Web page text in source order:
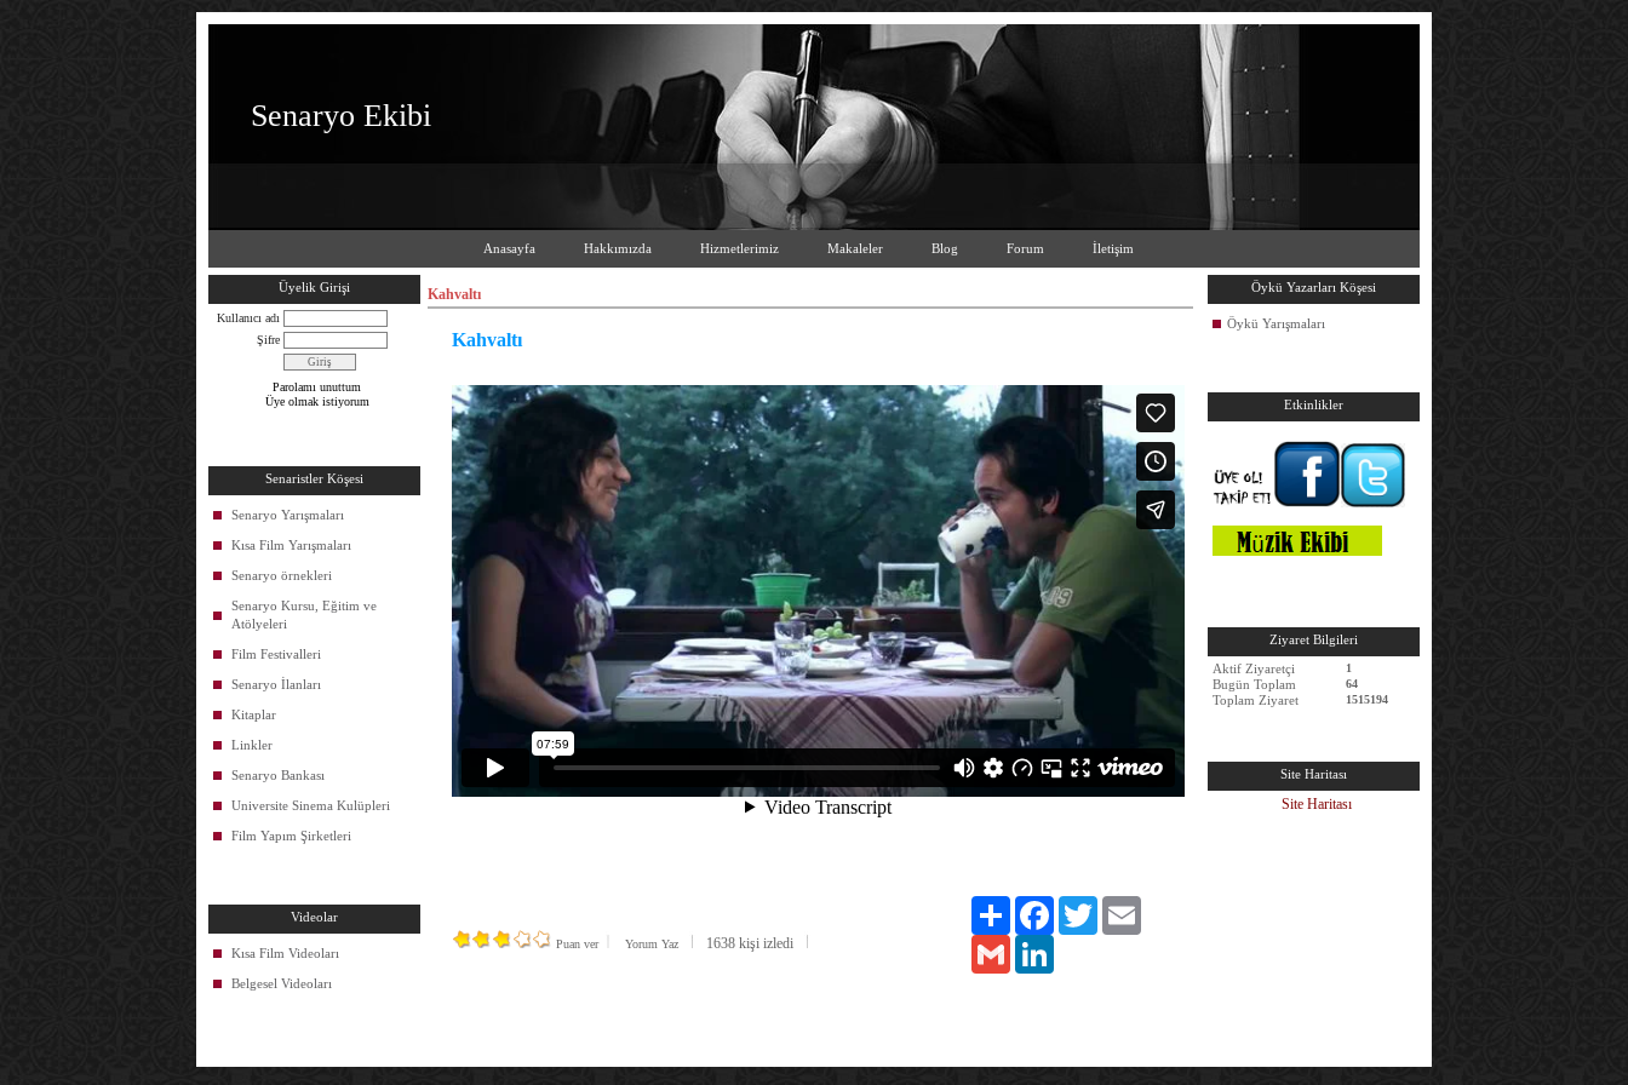
Senaryo Ekibi
Anasayfa Hakkımızda Hizmetlerimiz Makaleler Blog Forum İletişim
Üyelik Girişi
Kullanıcı adı
Şifre
Parolamı unuttum
Üye olmak istiyorum
Senaristler Köşesi
Senaryo Yarışmaları
Kısa Film Yarışmaları
Senaryo örnekleri
Senaryo Kursu, Eğitim ve
Atölyeleri
Film Festivalleri
Senaryo İlanları
Kitaplar
Linkler
Senaryo Bankası
Universite Sinema Kulüpleri
Film Yapım Şirketleri
Videolar
Kısa Film Videoları
Belgesel Videoları
Kahvaltı
Kahvaltı
Puan ver Yorum Yaz 1638 kişi izledi
Paylaş FacebookTwitter
Gmail
Öykü Yazarları Köşesi
Öykü Yarışmaları
Etkinlikler
Ziyaret Bilgileri
Aktif Ziyaretçi
1
Bugün Toplam 64
Toplam Ziyaret 1515194
Site Haritası
Site Haritası